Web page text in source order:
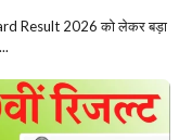
Result 2026 को लेकर बड़ा